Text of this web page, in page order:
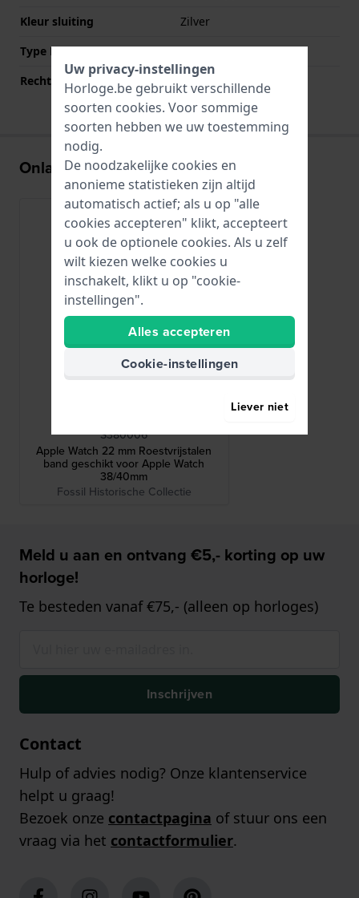
Kleur sluiting
Zilver
Type Bevestiging
Schuif
Rechte aanzet
Nee
Onlangs bekeken
S380006
Apple Watch 22 mm Roestvrijstalen
band geschikt voor Apple Watch
38/40mm
Fossil Historische Collectie
Meld u aan en ontvang €5,- korting op uw
horloge!
Te besteden vanaf €75,- (alleen op horloges)
Inschrijven
Contact
Hulp of advies nodig? Onze klantenservice
helpt u graag!
Bezoek onze contactpagina of stuur ons een
vraag via het contactformulier.
Uw privacy-instellingen
Horloge.be gebruikt verschillende
soorten cookies. Voor sommige
soorten hebben we uw toestemming
nodig.
De noodzakelijke cookies en
anonieme statistieken zijn altijd
automatisch actief; als u op "alle
cookies accepteren" klikt, accepteert
u ook de optionele cookies. Als u zelf
wilt kiezen welke cookies u
inschakelt, klikt u op "cookie-
instellingen".
Alles accepteren
Cookie-instellingen
Liever niet